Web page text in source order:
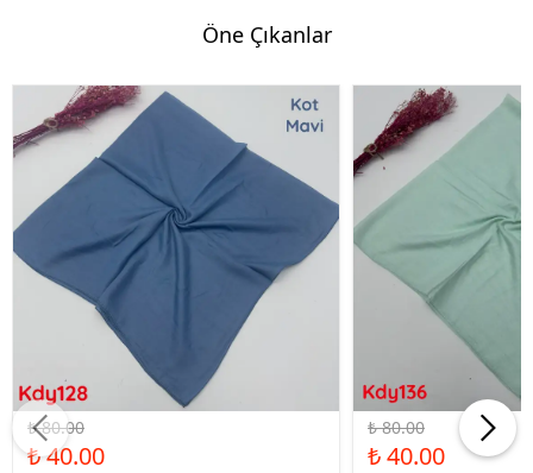
Öne Çıkanlar
%50 İndirim
₺ 80.00
₺ 40.00
%50 İndirim
₺ 80.00
₺ 40.00